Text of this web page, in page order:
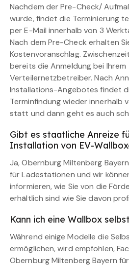
Nachdem der Pre-Check/
wurde, findet die Terminierung
per E-Mail innerhalb von 3
Nach dem Pre-Check erhalten
Kostenvoranschlag.
bereits die Anmeldung bei Ihrem
Verteilernetzbetreiber. Nach
Installations-Angebotes findet
Terminfindung wieder innerhalb
statt und dann geht es auch
Gibt es staatliche Anreize
Installation von EV-
Ja, Obernburg Miltenberg
für Ladestationen und wir
informieren, wie Sie von die
erhältlich sind wie Sie davon
Kann ich eine Wallbox
Während einige Modelle die
ermöglichen, wird empfohlen,
Obernburg Miltenberg Bayern